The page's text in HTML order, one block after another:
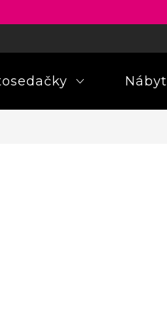
spotrebiteľa